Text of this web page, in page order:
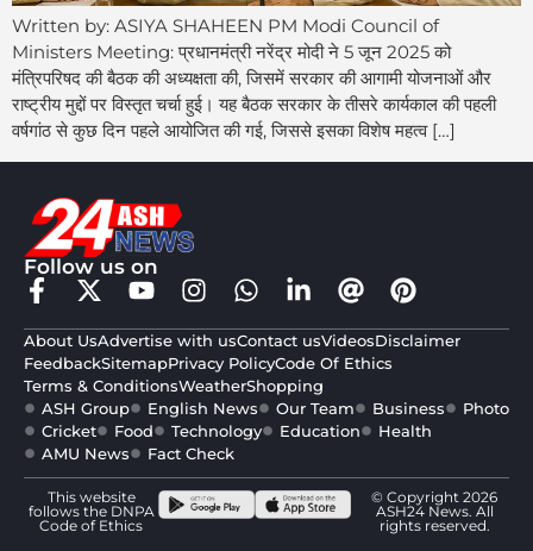
Written by: ASIYA SHAHEEN PM Modi Council of
Ministers Meeting: प्रधानमंत्री नरेंद्र मोदी ने 5 जून 2025 को
मंत्रिपरिषद की बैठक की अध्यक्षता की, जिसमें सरकार की आगामी योजनाओं और
राष्ट्रीय मुद्दों पर विस्तृत चर्चा हुई। यह बैठक सरकार के तीसरे कार्यकाल की पहली
वर्षगांठ से कुछ दिन पहले आयोजित की गई, जिससे इसका विशेष महत्व […]
Follow us on
About UsAdvertise with usContact usVideosDisclaimer
FeedbackSitemapPrivacy PolicyCode Of Ethics
Terms & ConditionsWeatherShopping
ASH Group
English News Our Team Business
Photo
Cricket
Food Technology Education
Health
AMU News
Fact Check
This website
follows the DNPA
Code of Ethics
© Copyright 2026
ASH24 News. All
rights reserved.